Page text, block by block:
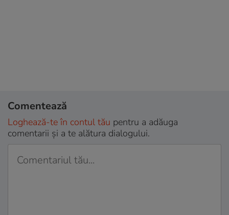
Comentează
Loghează-te în contul tău pentru a adăuga
comentarii și a te alătura dialogului.